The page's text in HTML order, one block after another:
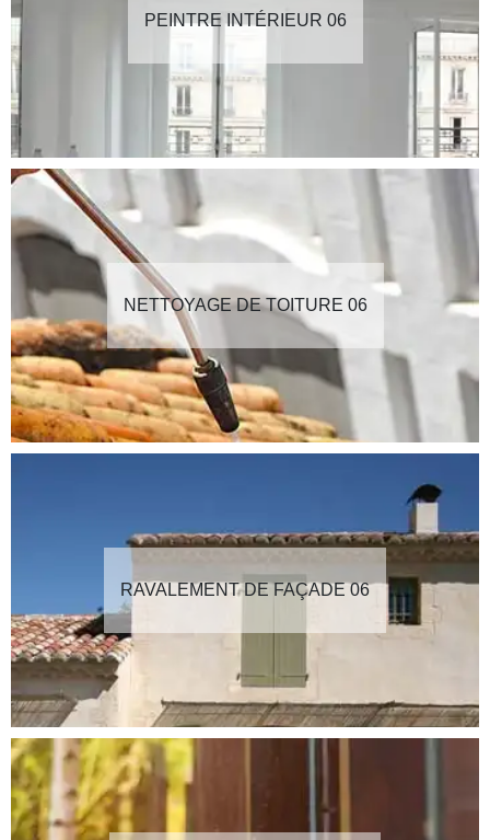
PEINTRE INTÉRIEUR 06
NETTOYAGE DE TOITURE 06
RAVALEMENT DE FAÇADE 06